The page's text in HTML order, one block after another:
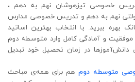
خصوصی تیزهوشان نهم به دهم ،
نهم به دهم و تدریس خصوصی مدارس
بهره‌ ببرید. با انتخاب بهترین اساتید
موفقیت و آمادگی کامل وارد متوسطه دوم
دانش‌آموزها در زمان تحصیل خود تبدیل
متوسطه دوم هم برای همه‌ی مباحث